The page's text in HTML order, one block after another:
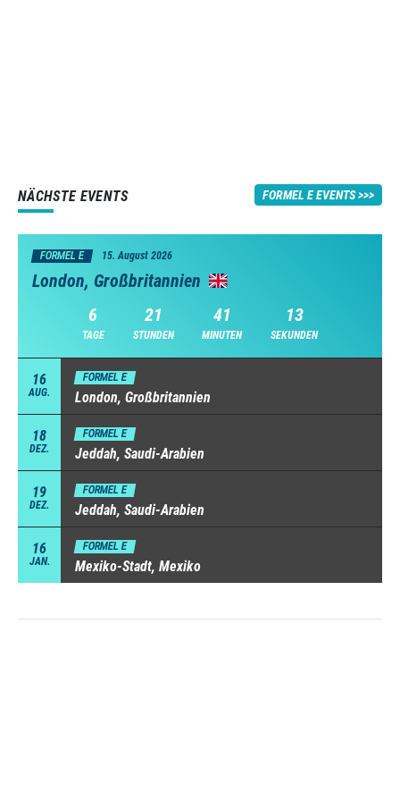
NÄCHSTE EVENTS FORMEL E EVENTS
FORMEL E 15. August 2026
London, Großbritannien
6
TAGE
21
STUNDEN
41
MINUTEN
12
SEKUNDEN
16
AUG.
FORMEL E
London, Großbritannien
18
DEZ.
FORMEL E
Jeddah, Saudi-Arabien
19
DEZ.
FORMEL E
Jeddah, Saudi-Arabien
16
JAN.
FORMEL E
Mexiko-Stadt, Mexiko